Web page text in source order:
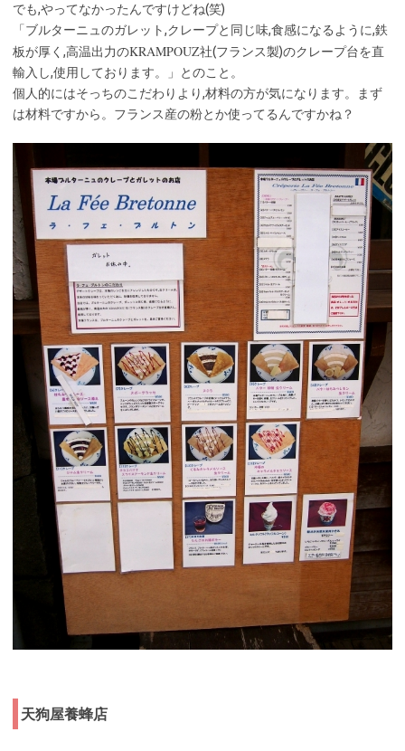
でも,やってなかったんですけどね(笑)
「ブルターニュのガレット,クレープと同じ味,食感になるように,鉄
板が厚く,高温出力のKRAMPOUZ社(フランス製)のクレープ台を直
輸入し,使用しております。」とのこと。
個人的にはそっちのこだわりより,材料の方が気になります。まず
は材料ですから。フランス産の粉とか使ってるんですかね？
天狗屋養蜂店